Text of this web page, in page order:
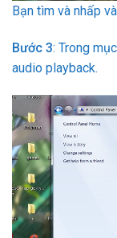
Bạn tìm và nhấp
Bước 3: Trong
audio playback.